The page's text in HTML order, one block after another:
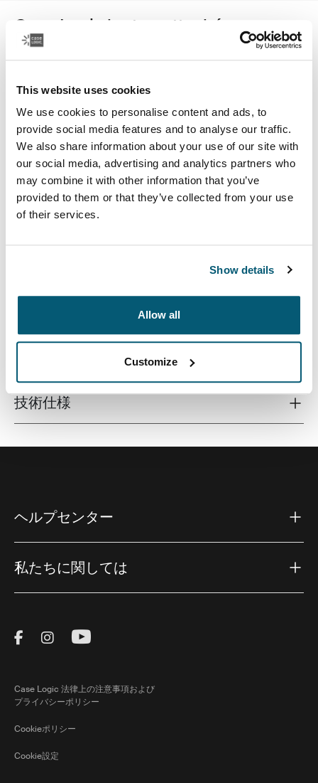
This website uses cookies
We use cookies to personalise content and ads, to
provide social media features and to analyse our traffic.
We also share information about your use of our site with
our social media, advertising and analytics partners who
may combine it with other information that you’ve
provided to them or that they’ve collected from your use
of their services.
Show details
Allow all
Customize
Case Logic laptop attaché
16インチノートパソコン用アタッシェケース
カラー
Case Logic 16" Laptop Attaché 黒 (selected)
Toggle features
Toggle techspec
技術仕様
ヘルプセンター
私たちに関しては
Visit Thule on Facebook (external link)
Visit Thule on Instagram (external link)
Visit Thule on Youtube (external
Case Logic 法律上の注意事項および
プライバシーポリシー
Cookieポリシー
Cookie設定